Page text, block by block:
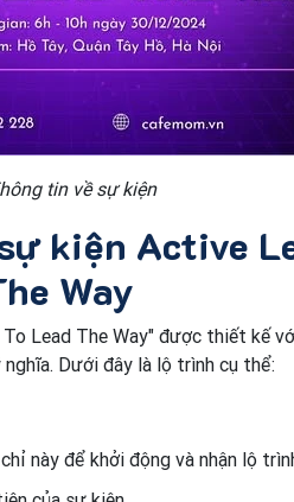
tin về sự kiện
kiện Active
Way
Lead The Way" được thiết kế
Dưới đây là lộ trình cụ thể:
này để khởi động và nhận lộ